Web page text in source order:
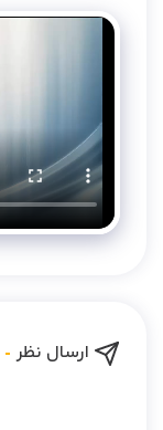
ارسال نظر